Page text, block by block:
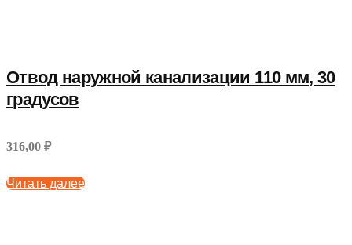
Отвод наружной канализации 110 мм, 30
градусов
316,00 ₽
Читать далее